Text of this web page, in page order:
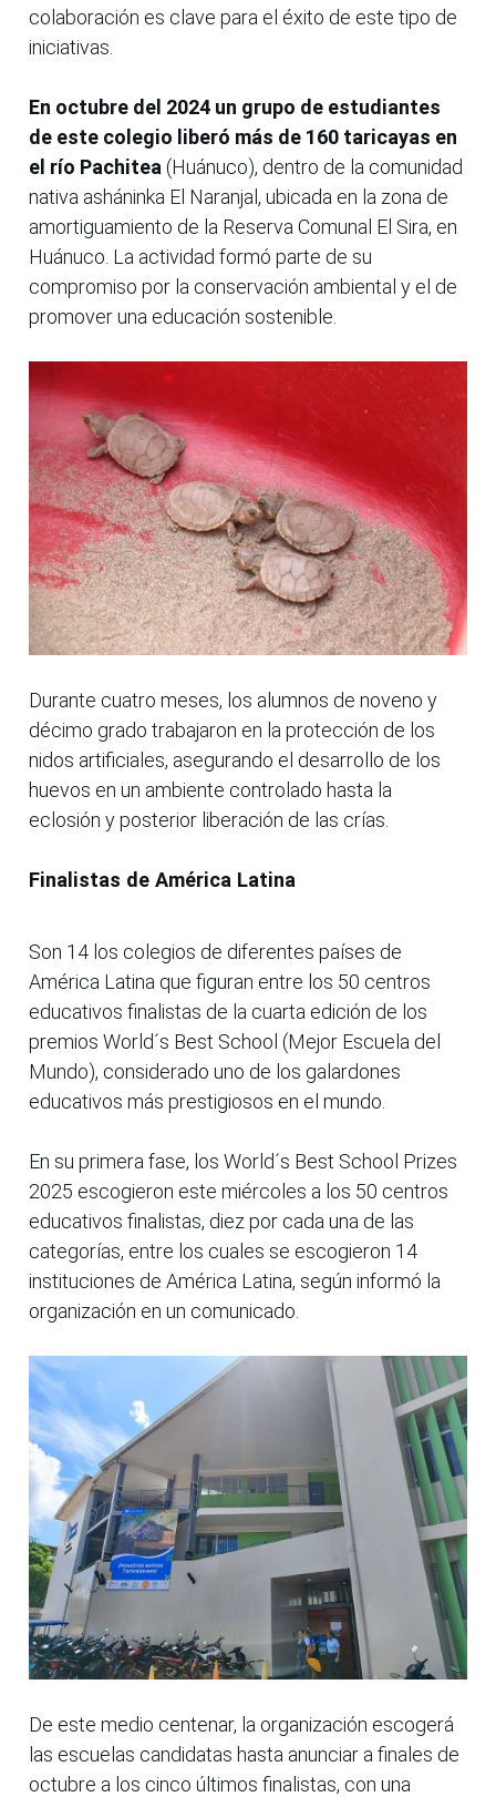
colaboración es clave para el éxito de este tipo de
iniciativas.
En octubre del 2024 un grupo de estudiantes
de este colegio liberó más de 160 taricayas en
el río Pachitea (Huánuco), dentro de la comunidad
nativa asháninka El Naranjal, ubicada en la zona de
amortiguamiento de la Reserva Comunal El Sira, en
Huánuco. La actividad formó parte de su
compromiso por la conservación ambiental y el de
promover una educación sostenible.
Durante cuatro meses, los alumnos de noveno y
décimo grado trabajaron en la protección de los
nidos artificiales, asegurando el desarrollo de los
huevos en un ambiente controlado hasta la
eclosión y posterior liberación de las crías.
Finalistas de América Latina
Son 14 los colegios de diferentes países de
América Latina que figuran entre los 50 centros
educativos finalistas de la cuarta edición de los
premios World´s Best School (Mejor Escuela del
Mundo), considerado uno de los galardones
educativos más prestigiosos en el mundo.
En su primera fase, los World´s Best School Prizes
2025 escogieron este miércoles a los 50 centros
educativos finalistas, diez por cada una de las
categorías, entre los cuales se escogieron 14
instituciones de América Latina, según informó la
organización en un comunicado.
De este medio centenar, la organización escogerá
las escuelas candidatas hasta anunciar a finales de
octubre a los cinco últimos finalistas, con una